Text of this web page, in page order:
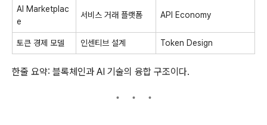
AI Marketplac
e
서비스 거래 플랫폼 API Economy
토큰 경제 모델 인센티브 설계 Token Design
한줄 요약: 블록체인과 AI 기술의 융합 구조이다.